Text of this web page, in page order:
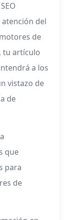
del
de
tu artículo
a los
vistazo de
de
que
para
de